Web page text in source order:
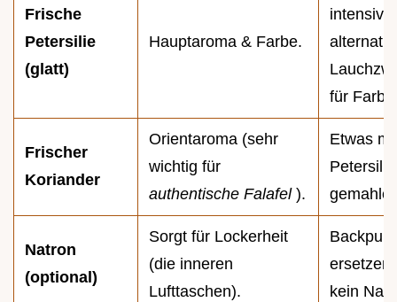
Frische
Petersilie
(glatt)
Hauptaroma & Farbe.
alternativ
für
Frischer
Koriander
Orientaroma (sehr
wichtig für
authentische Falafel ).
Etwas
Natron
(optional)
Sorgt für Lockerheit
(die inneren
Lufttaschen).
kein